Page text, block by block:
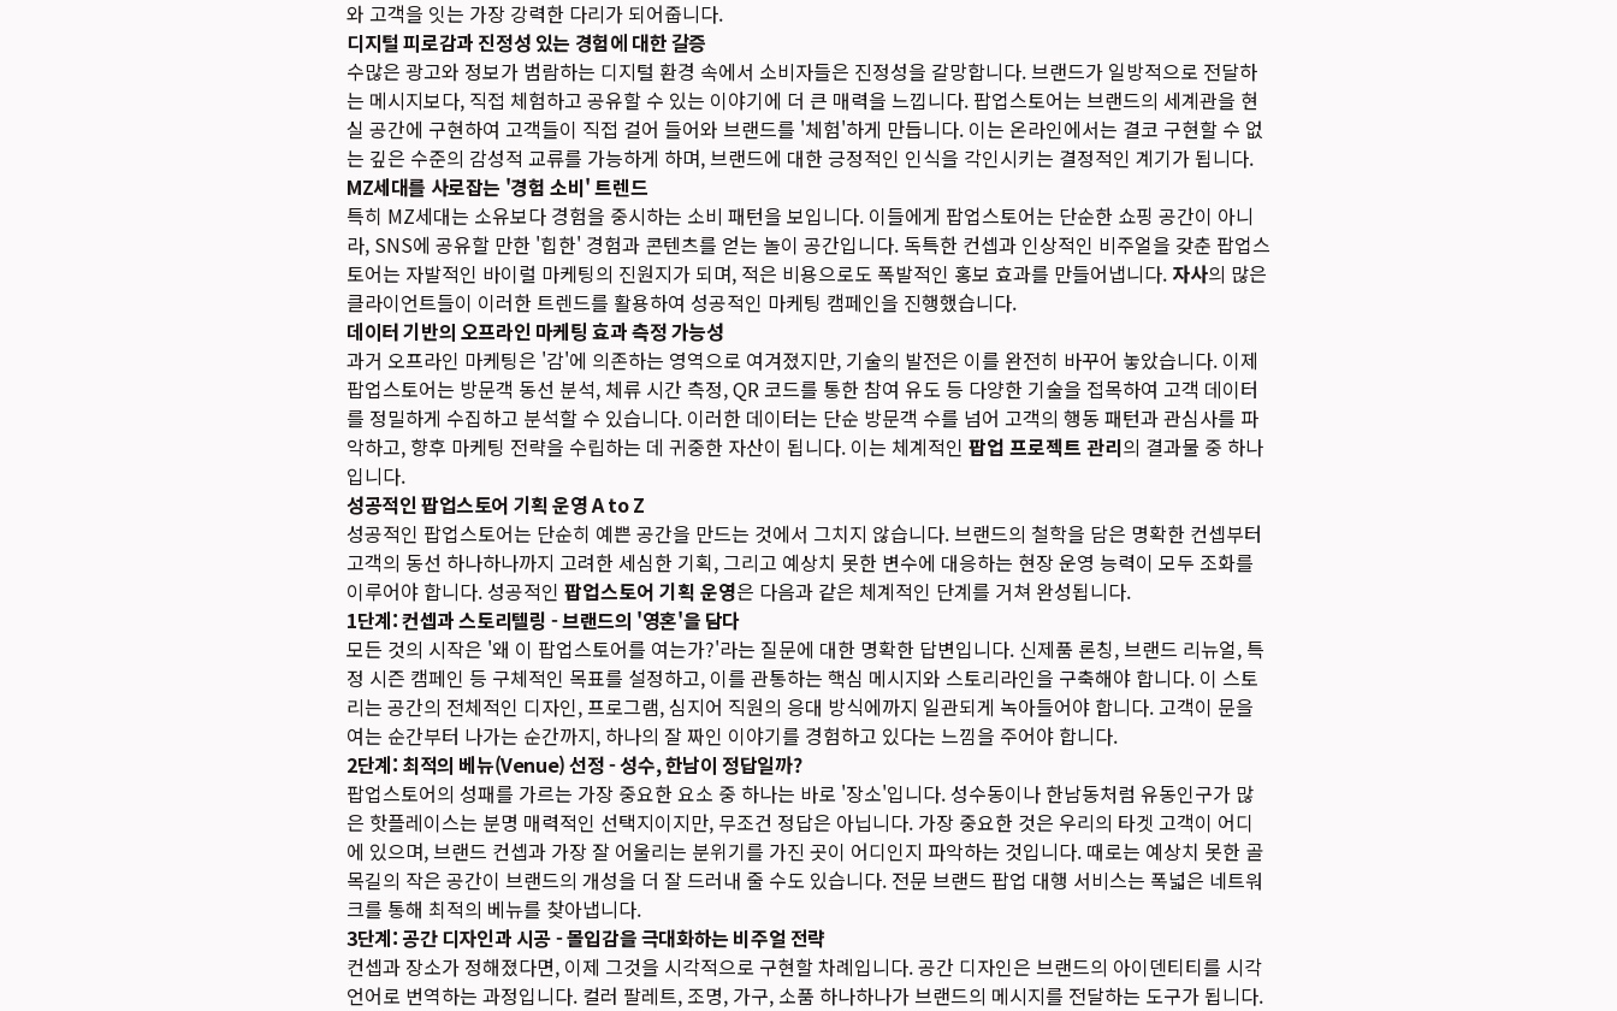
와 고객을 잇는 가장 강력한 다리가 되어줍니다.
디지털 피로감과 진정성 있는 경험에 대한 갈증
수많은 광고와 정보가 범람하는 디지털 환경 속에서 소비자들은 진정성을 갈망합니다. 브랜드가 일방적으로 전달하
는 메시지보다, 직접 체험하고 공유할 수 있는 이야기에 더 큰 매력을 느낍니다. 팝업스토어는 브랜드의 세계관을 현
실 공간에 구현하여 고객들이 직접 걸어 들어와 브랜드를 '체험'하게 만듭니다. 이는 온라인에서는 결코 구현할 수 없
는 깊은 수준의 감성적 교류를 가능하게 하며, 브랜드에 대한 긍정적인 인식을 각인시키는 결정적인 계기가 됩니다.
MZ세대를 사로잡는 '경험 소비' 트렌드
특히 MZ세대는 소유보다 경험을 중시하는 소비 패턴을 보입니다. 이들에게 팝업스토어는 단순한 쇼핑 공간이 아니
라, SNS에 공유할 만한 '힙한' 경험과 콘텐츠를 얻는 놀이 공간입니다. 독특한 컨셉과 인상적인 비주얼을 갖춘 팝업스
토어는 자발적인 바이럴 마케팅의 진원지가 되며, 적은 비용으로도 폭발적인 홍보 효과를 만들어냅니다. 자사의 많은
클라이언트들이 이러한 트렌드를 활용하여 성공적인 마케팅 캠페인을 진행했습니다.
데이터 기반의 오프라인 마케팅 효과 측정 가능성
과거 오프라인 마케팅은 '감'에 의존하는 영역으로 여겨졌지만, 기술의 발전은 이를 완전히 바꾸어 놓았습니다. 이제
팝업스토어는 방문객 동선 분석, 체류 시간 측정, QR 코드를 통한 참여 유도 등 다양한 기술을 접목하여 고객 데이터
를 정밀하게 수집하고 분석할 수 있습니다. 이러한 데이터는 단순 방문객 수를 넘어 고객의 행동 패턴과 관심사를 파
악하고, 향후 마케팅 전략을 수립하는 데 귀중한 자산이 됩니다. 이는 체계적인 팝업 프로젝트 관리의 결과물 중 하나
입니다.
성공적인 팝업스토어 기획 운영 A to Z
성공적인 팝업스토어는 단순히 예쁜 공간을 만드는 것에서 그치지 않습니다. 브랜드의 철학을 담은 명확한 컨셉부터
고객의 동선 하나하나까지 고려한 세심한 기획, 그리고 예상치 못한 변수에 대응하는 현장 운영 능력이 모두 조화를
이루어야 합니다. 성공적인 팝업스토어 기획 운영은 다음과 같은 체계적인 단계를 거쳐 완성됩니다.
1단계: 컨셉과 스토리텔링 - 브랜드의 '영혼'을 담다
모든 것의 시작은 '왜 이 팝업스토어를 여는가?'라는 질문에 대한 명확한 답변입니다. 신제품 론칭, 브랜드 리뉴얼, 특
정 시즌 캠페인 등 구체적인 목표를 설정하고, 이를 관통하는 핵심 메시지와 스토리라인을 구축해야 합니다. 이 스토
리는 공간의 전체적인 디자인, 프로그램, 심지어 직원의 응대 방식에까지 일관되게 녹아들어야 합니다. 고객이 문을
여는 순간부터 나가는 순간까지, 하나의 잘 짜인 이야기를 경험하고 있다는 느낌을 주어야 합니다.
2단계: 최적의 베뉴(Venue) 선정 - 성수, 한남이 정답일까?
팝업스토어의 성패를 가르는 가장 중요한 요소 중 하나는 바로 '장소'입니다. 성수동이나 한남동처럼 유동인구가 많
은 핫플레이스는 분명 매력적인 선택지이지만, 무조건 정답은 아닙니다. 가장 중요한 것은 우리의 타겟 고객이 어디
에 있으며, 브랜드 컨셉과 가장 잘 어울리는 분위기를 가진 곳이 어디인지 파악하는 것입니다. 때로는 예상치 못한 골
목길의 작은 공간이 브랜드의 개성을 더 잘 드러내 줄 수도 있습니다. 전문 브랜드 팝업 대행 서비스는 폭넓은 네트워
크를 통해 최적의 베뉴를 찾아냅니다.
3단계: 공간 디자인과 시공 - 몰입감을 극대화하는 비주얼 전략
컨셉과 장소가 정해졌다면, 이제 그것을 시각적으로 구현할 차례입니다. 공간 디자인은 브랜드의 아이덴티티를 시각
언어로 번역하는 과정입니다. 컬러 팔레트, 조명, 가구, 소품 하나하나가 브랜드의 메시지를 전달하는 도구가 됩니다.